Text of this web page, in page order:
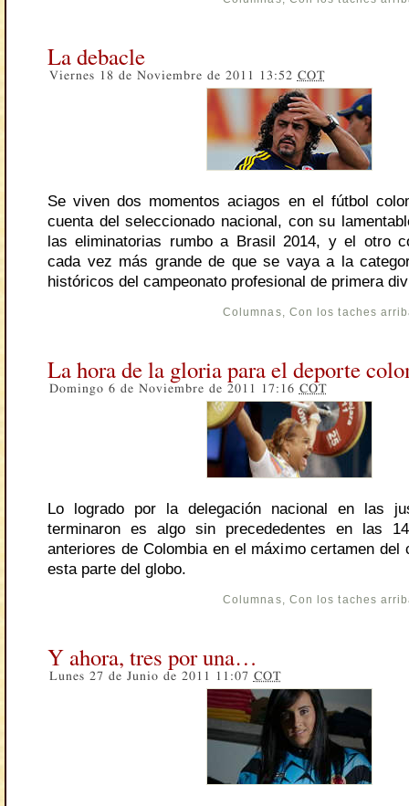
La debacle
Viernes 18 de Noviembre de 2011 13:52 COT
Se viven dos momentos aciagos en el fútbol
cuenta del seleccionado nacional, con su
las eliminatorias rumbo a Brasil 2014, y el otro
cada vez más grande de que se vaya a la
históricos del campeonato profesional de primera
Columnas, Con los taches
La hora de la gloria para el deporte
Domingo 6 de Noviembre de 2011 17:16 COT
Lo logrado por la delegación nacional en las
terminaron es algo sin precededentes en las
anteriores de Colombia en el máximo certamen del
esta parte del globo.
Columnas, Con los taches
Y ahora, tres por una…
Lunes 27 de Junio de 2011 11:07 COT